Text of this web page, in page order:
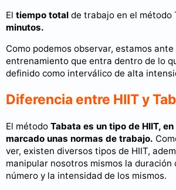
El tiempo total de trabajo en el método
minutos.
Como podemos observar, estamos
entrenamiento que entra dentro de lo
definido como interválico de alta
Diferencia entre HIIT y
El método Tabata es un tipo de HIIT,
marcado unas normas de trabajo.
ver, existen diversos tipos de HIIT,
manipular nosotros mismos la duración
número y la intensidad de los mismos.